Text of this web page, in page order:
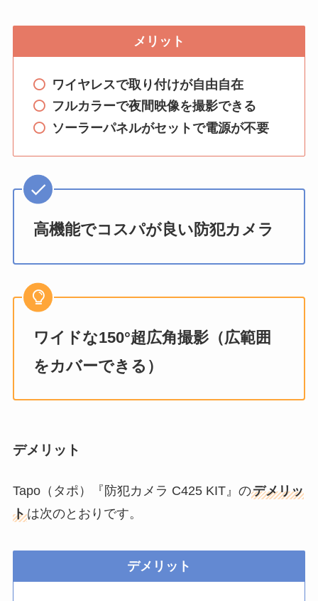
メリット
ワイヤレスで取り付けが自由自在
フルカラーで夜間映像を撮影できる
ソーラーパネルがセットで電源が不要
高機能でコスパが良い防犯カメラ
ワイドな150°超広角撮影（広範囲
をカバーできる）
デメリット
Tapo（タポ）『防犯カメラ C425 KIT』のデメリッ
トは次のとおりです。
デメリット